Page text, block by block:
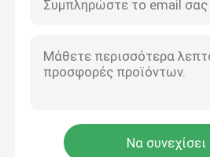
ηλεκτρικός καβαλικεύστε το
Το ναυτικό καβαλικεύει το